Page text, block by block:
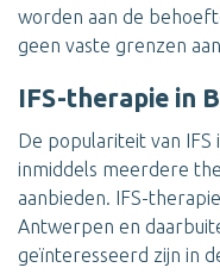
worden aan de
geen vaste grenzen
IFS-therapie in
De populariteit van
inmiddels meerdere
aanbieden. IFS-
Antwerpen en
geïnteresseerd zijn in